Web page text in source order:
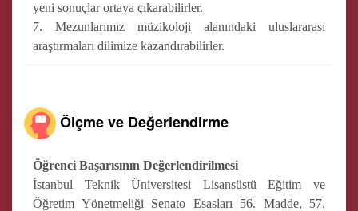
yeni sonuçlar ortaya çıkarabilirler.
7. Mezunlarımız müzikoloji alanındaki uluslararası
araştırmaları dilimize kazandırabilirler.
Ölçme ve Değerlendirme
Öğrenci Başarısının Değerlendirilmesi
İstanbul Teknik Üniversitesi Lisansüstü Eğitim ve
Öğretim Yönetmeliği Senato Esasları 56. Madde, 57.